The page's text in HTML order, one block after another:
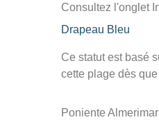
Consultez l'onglet
Drapeau Bleu
Ce statut est basé
cette plage dès
Poniente